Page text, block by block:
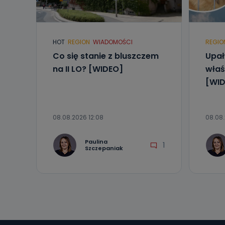
Telewizja
19 nie
Co
Po
Telewizji
19 dostępu
ich
sprzeciwu
Do
Do czasu
Jakie
HOT REGION WIADOMOŚCI
Co się stanie z bluszczem
na II LO? [WIDEO]
08.08.2026 12:08
Paulina
Szczepaniak
1